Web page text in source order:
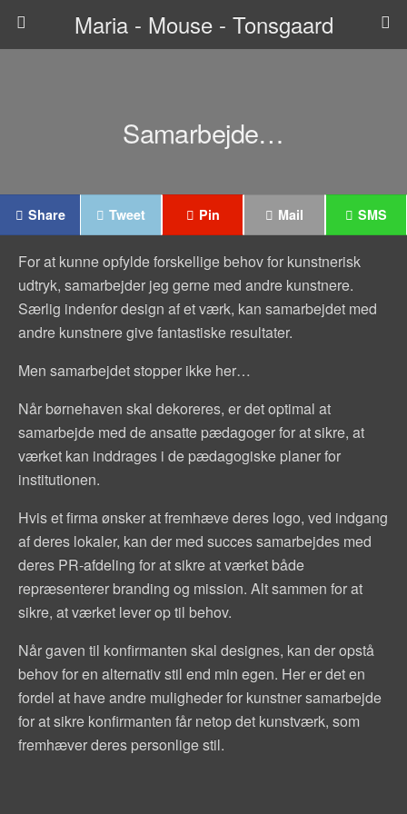
Maria - Mouse - Tonsgaard
Samarbejde…
Share Tweet Pin Mail SMS
For at kunne opfylde forskellige behov for kunstnerisk
udtryk, samarbejder jeg gerne med andre kunstnere.
Særlig indenfor design af et værk, kan samarbejdet med
andre kunstnere give fantastiske resultater.
Men samarbejdet stopper ikke her…
Når børnehaven skal dekoreres, er det optimal at
samarbejde med de ansatte pædagoger for at sikre, at
værket kan inddrages i de pædagogiske planer for
institutionen.
Hvis et firma ønsker at fremhæve deres logo, ved indgang
af deres lokaler, kan der med succes samarbejdes med
deres PR-afdeling for at sikre at værket både
repræsenterer branding og mission. Alt sammen for at
sikre, at værket lever op til behov.
Når gaven til konfirmanten skal designes, kan der opstå
behov for en alternativ stil end min egen. Her er det en
fordel at have andre muligheder for kunstner samarbejde
for at sikre konfirmanten får netop det kunstværk, som
fremhæver deres personlige stil.